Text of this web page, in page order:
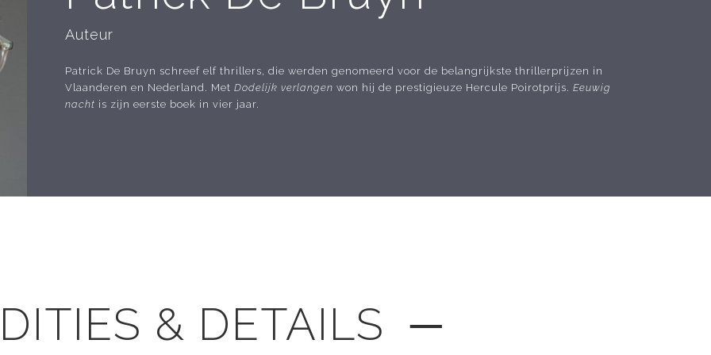
Auteur
Patrick De Bruyn schreef elf thrillers, die werden genomeerd voor de belangrijkste thrillerprijzen in
Vlaanderen en Nederland. Met Dodelijk verlangen won hij de prestigieuze Hercule Poirotprijs. Eeuwig
nacht is zijn eerste boek in vier jaar.
& DETAILS ─